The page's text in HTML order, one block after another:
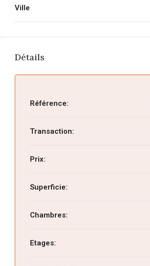
Ville
Détails
Référence:
Transaction:
Prix:
Superficie:
Chambres:
Etages: